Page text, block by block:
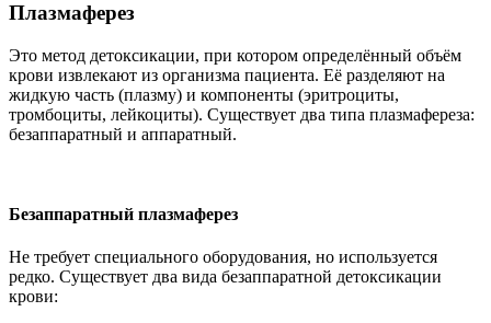
Плазмаферез
Это метод детоксикации, при котором определённый объём
крови извлекают из организма пациента. Её разделяют на
жидкую часть (плазму) и компоненты (эритроциты,
тромбоциты, лейкоциты). Существует два типа плазмафереза:
безаппаратный и аппаратный.
Безаппаратный плазмаферез
Не требует специального оборудования, но используется
редко. Существует два вида безаппаратной детоксикации
крови: